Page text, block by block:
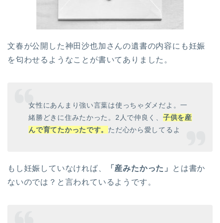
文春が公開した神田沙也加さんの遺書の内容にも妊娠
を匂わせるようなことが書いてありました。
女性にあんまり強い言葉は使っちゃダメだよ。一
緒勝どきに住みたかった。2人で仲良く、 子供を産
んで育てたかったです。 ただ心から愛してるよ
もし妊娠していなければ、 「産みたかった」
とは書か
ないのでは？と言われているようです。